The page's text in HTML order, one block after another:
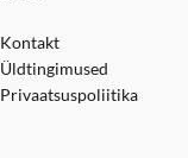
Kontakt
Üldtingimused
Privaatsuspoliitika